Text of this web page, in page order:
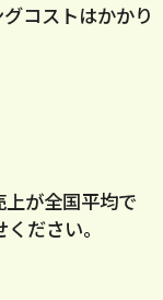
コストはかかり
が全国平均で
ださい。